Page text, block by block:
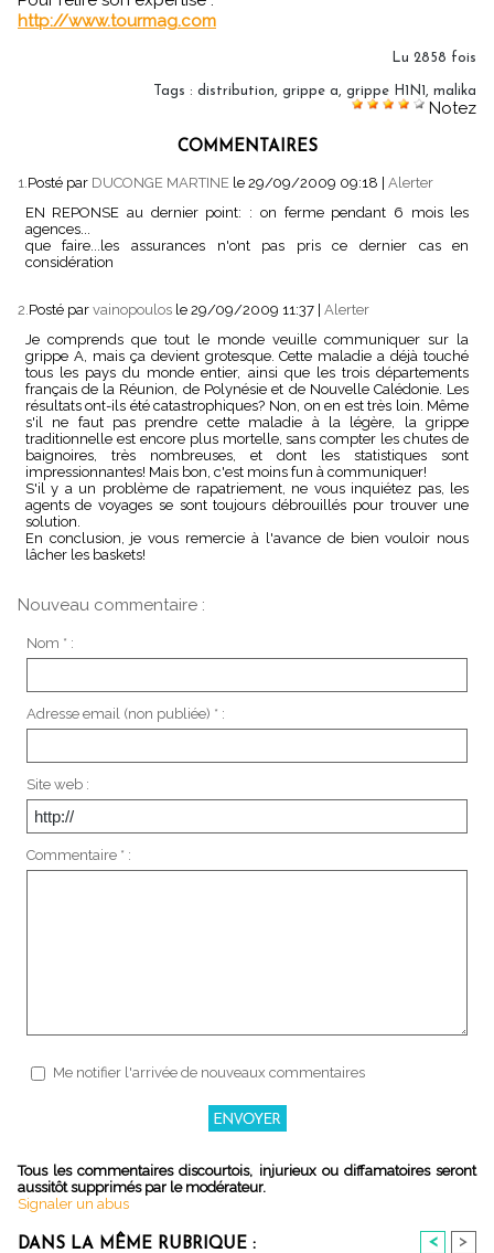
http://www.tourmag.com
Lu 2858 fois
Tags : distribution, grippe a, grippe H1N1 , malika
Notez
COMMENTAIRES
1.Posté par DUCONGE MARTINE le 29/09/2009 09:18
Alerter
EN REPONSE au dernier point: : on ferme pendant 6 mois les
agences...
que faire...les assurances n'ont pas pris ce dernier cas en
considération
2.Posté par vainopoulos le 29/09/2009 11:37 Alerter
Je comprends que tout le monde veuille communiquer sur la
grippe A, mais ça devient grotesque. Cette maladie a déjà touché
tous les pays du monde entier, ainsi que les trois départements
français de la Réunion, de Polynésie et de Nouvelle Calédonie. Les
résultats ont-ils été catastrophiques? Non, on en est très loin. Même
s'il ne faut pas prendre cette maladie à la légère, la grippe
traditionnelle est encore plus mortelle, sans compter les chutes de
baignoires, très nombreuses, et dont les statistiques sont
impressionnantes! Mais bon, c'est moins fun à communiquer!
S'il y a un problème de rapatriement, ne vous inquiétez pas, les
agents de voyages se sont toujours débrouillés pour trouver une
solution.
En conclusion, je vous remercie à l'avance de bien vouloir nous
lâcher les baskets!
Nouveau commentaire :
Nom * :
Adresse email (non publiée) * :
Site web :
Commentaire * :
Me notifier l'arrivée de nouveaux commentaires
Tous les commentaires discourtois, injurieux ou diffamatoires seront
aussitôt supprimés par le modérateur.
Signaler un abus
DANS LA MÊME RUBRIQUE : < >